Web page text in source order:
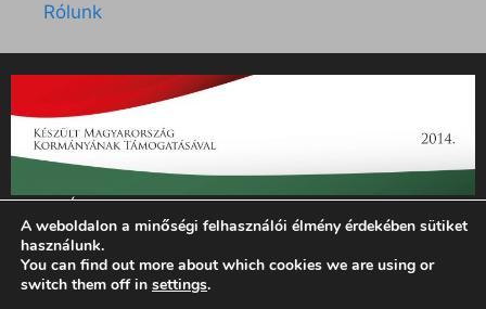
Rólunk
„Az Új Ember katolikus hetilap 2014. évi működésének
támogatását az EGYH-KCP-14-P-0121 sz. támogatási
szerződés keretében 3 000 000 Ft összegben támogatta az
Emberi Erőforrások Minisztériuma.”
A weboldalon a minőségi felhasználói élmény érdekében sütiket
használunk.
You can find out more about which cookies we are using or
switch them off in settings.